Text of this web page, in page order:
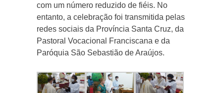
com um número reduzido de fiéis. No
entanto, a celebração foi transmitida pelas
redes sociais da Província Santa Cruz, da
Pastoral Vocacional Franciscana e da
Paróquia São Sebastião de Araújos.